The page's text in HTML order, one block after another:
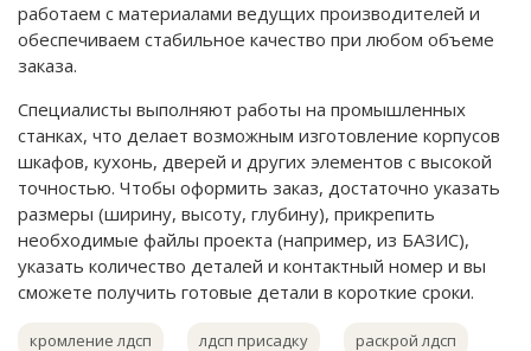
работаем с материалами ведущих производителей и
обеспечиваем стабильное качество при любом объеме
заказа.
Специалисты выполняют работы на промышленных
станках, что делает возможным изготовление корпусов
шкафов, кухонь, дверей и других элементов с высокой
точностью. Чтобы оформить заказ, достаточно указать
размеры (ширину, высоту, глубину), прикрепить
необходимые файлы проекта (например, из БАЗИС),
указать количество деталей и контактный номер и вы
сможете получить готовые детали в короткие сроки.
кромление лдсп лдсп присадку раскрой лдсп